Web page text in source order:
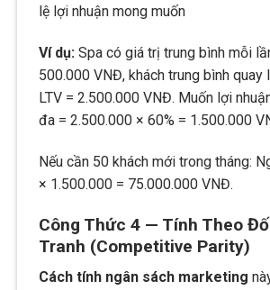
lệ lợi nhuận mong muốn
Ví dụ: Spa có giá trị trung bình mỗi
500.000 VNĐ, khách trung bình
LTV = 2.500.000 VNĐ. Muốn lợi
đa = 2.500.000 × 60% = 1.500.000
Nếu cần 50 khách mới trong tháng:
× 1.500.000 = 75.000.000 VNĐ.
Công Thức 4 — Tính Theo
Tranh (Competitive Parity)
Cách tính ngân sách marketing